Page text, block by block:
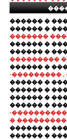
������ �
������ �
�������
������ �
������ �
���������
������ �
-��������� ,
������ �
������ �
������ �
������ �
-
� ���������
������ �
������ �